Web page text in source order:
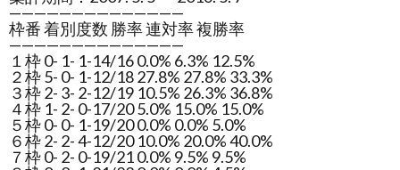
——————————————
枠番 着別度数 勝率 連対率 複勝率
——————————————
１枠 0- 1- 1-14/16 0.0% 6.3% 12.5%
２枠 5- 0- 1-12/18 27.8% 27.8% 33.3%
３枠 2- 3- 2-12/19 10.5% 26.3% 36.8%
４枠 1- 2- 0-17/20 5.0% 15.0% 15.0%
５枠 0- 0- 1-19/20 0.0% 0.0% 5.0%
６枠 2- 2- 4-12/20 10.0% 20.0% 40.0%
７枠 0- 2- 0-19/21 0.0% 9.5% 9.5%